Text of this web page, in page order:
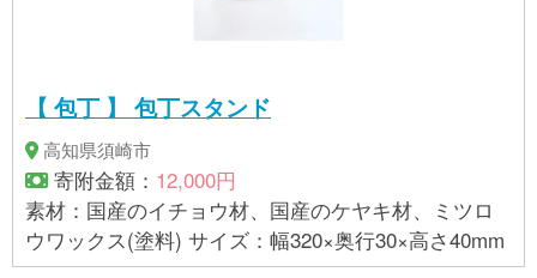
【 包丁 】 包丁スタンド
高知県須崎市
寄附金額： 12,000円
素材：国産のイチョウ材、国産のケヤキ材、ミツロ
ウワックス(塗料) サイズ：幅320×奥行30×高さ40mm